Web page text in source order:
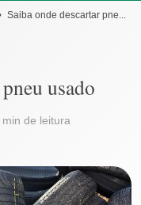
Saiba onde descartar pne...
usado
min de leitura